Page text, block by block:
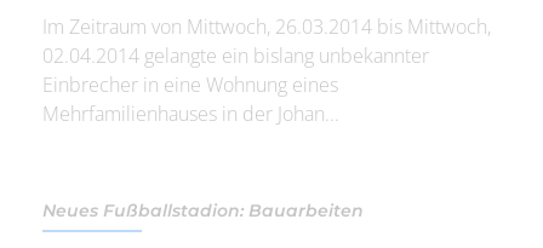
Im Zeitraum von Mittwoch, 26.03.2014 bis Mittwoch,
02.04.2014 gelangte ein bislang unbekannter
Einbrecher in eine Wohnung eines
Mehrfamilienhauses in der Johan...
Neues Fußballstadion: Bauarbeiten